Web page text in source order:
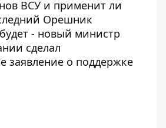
ВСУ и применит ли
Орешник
- новый министр
сделал
заявление о поддержке